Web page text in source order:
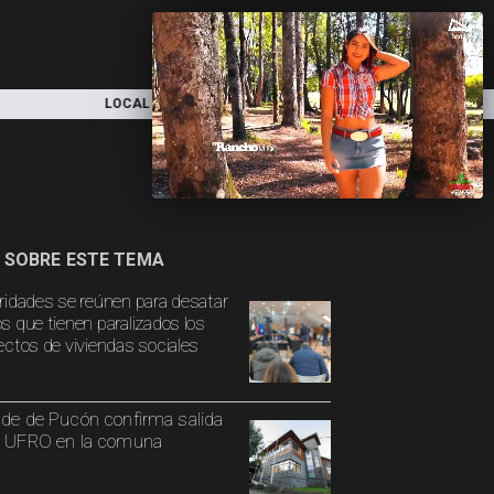
NACIONAL DEPORTES ECONOMÍA
se reúnen para desatar
que tienen paralizados los
de viviendas sociales
de Pucón confirma salida
UFRO en la comuna
ESTE TEMA